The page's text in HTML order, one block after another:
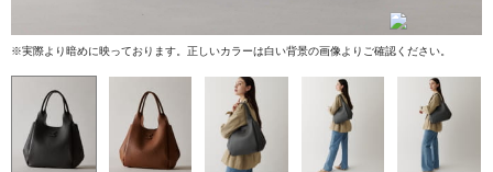
※実際より暗めに映っております。正しいカラーは白い背景の画像よりご確認ください。